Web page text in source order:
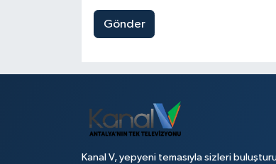
Gönder
Kanal V, yepyeni temasıyla sizleri